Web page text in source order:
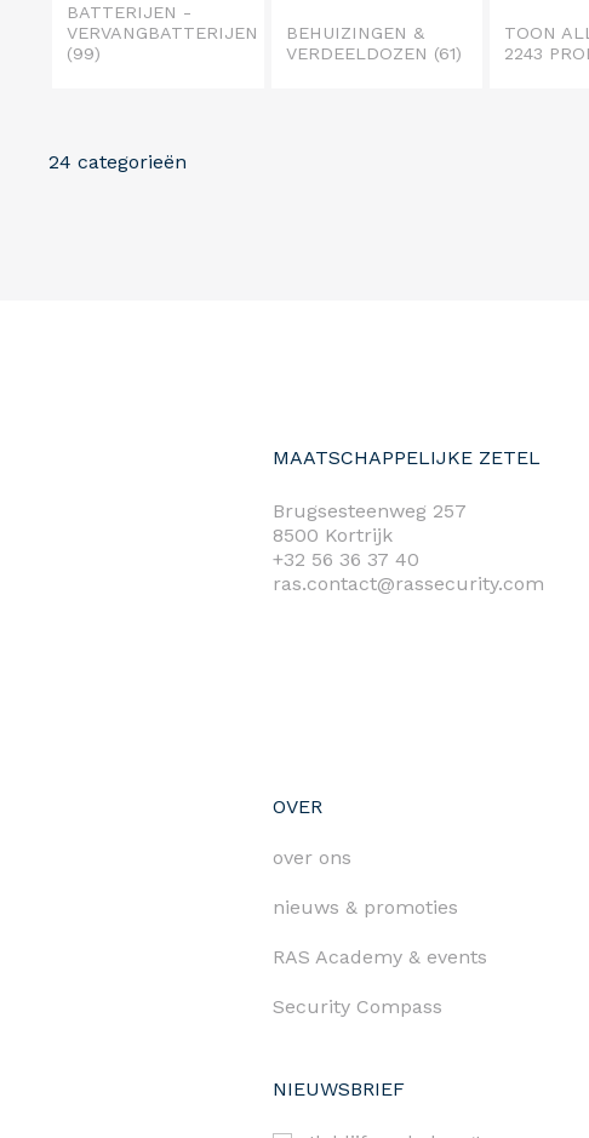
BATTERIJEN -
VERVANGBATTERIJEN
(99)
BEHUIZINGEN &
VERDEELDOZEN (61)
TOON
2243
24 categorieën
MAATSCHAPPELIJKE ZETEL
Brugsesteenweg 257
8500 Kortrijk
+32 56 36 37 40
ras.contact@rassecurity.com
OVER
over ons
nieuws & promoties
RAS Academy & events
Security Compass
NIEUWSBRIEF